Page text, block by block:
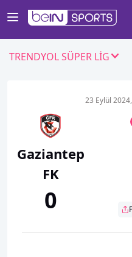
TRENDYOL SÜPER LİG
Gaziantep
FK
0
23 Eylül